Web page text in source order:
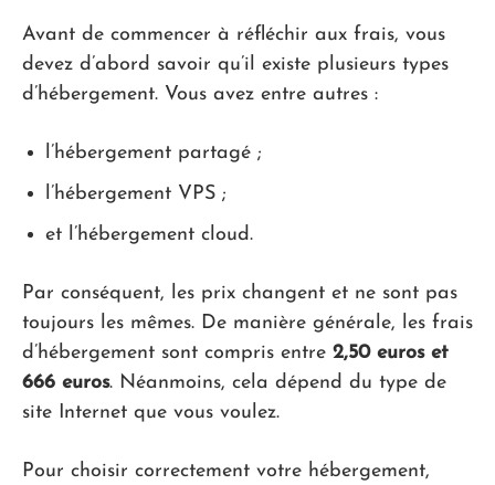
Avant de commencer à réfléchir aux frais, vous
devez d’abord savoir qu’il existe plusieurs types
d’hébergement. Vous avez entre autres :
l’hébergement partagé ;
l’hébergement VPS ;
et l’hébergement cloud.
Par conséquent, les prix changent et ne sont pas
toujours les mêmes. De manière générale, les frais
d’hébergement sont compris entre 2,50 euros et
666 euros. Néanmoins, cela dépend du type de
site Internet que vous voulez.
Pour choisir correctement votre hébergement,